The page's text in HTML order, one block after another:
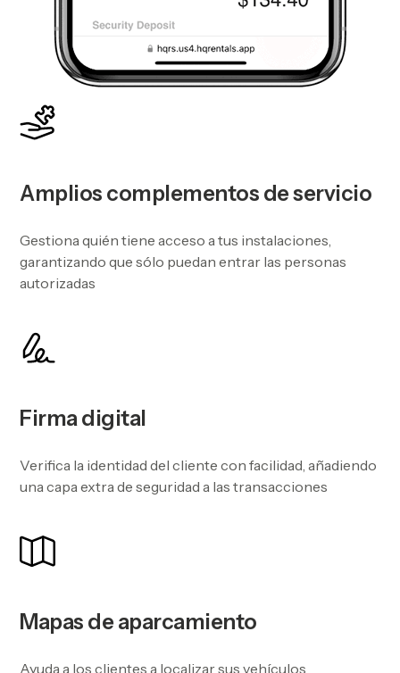
Amplios complementos de servicio
Gestiona quién tiene acceso a tus instalaciones,
garantizando que sólo puedan entrar las personas
autorizadas
Firma digital
Verifica la identidad del cliente con facilidad, añadiendo
una capa extra de seguridad a las transacciones
Mapas de aparcamiento
Ayuda a los clientes a localizar sus vehículos